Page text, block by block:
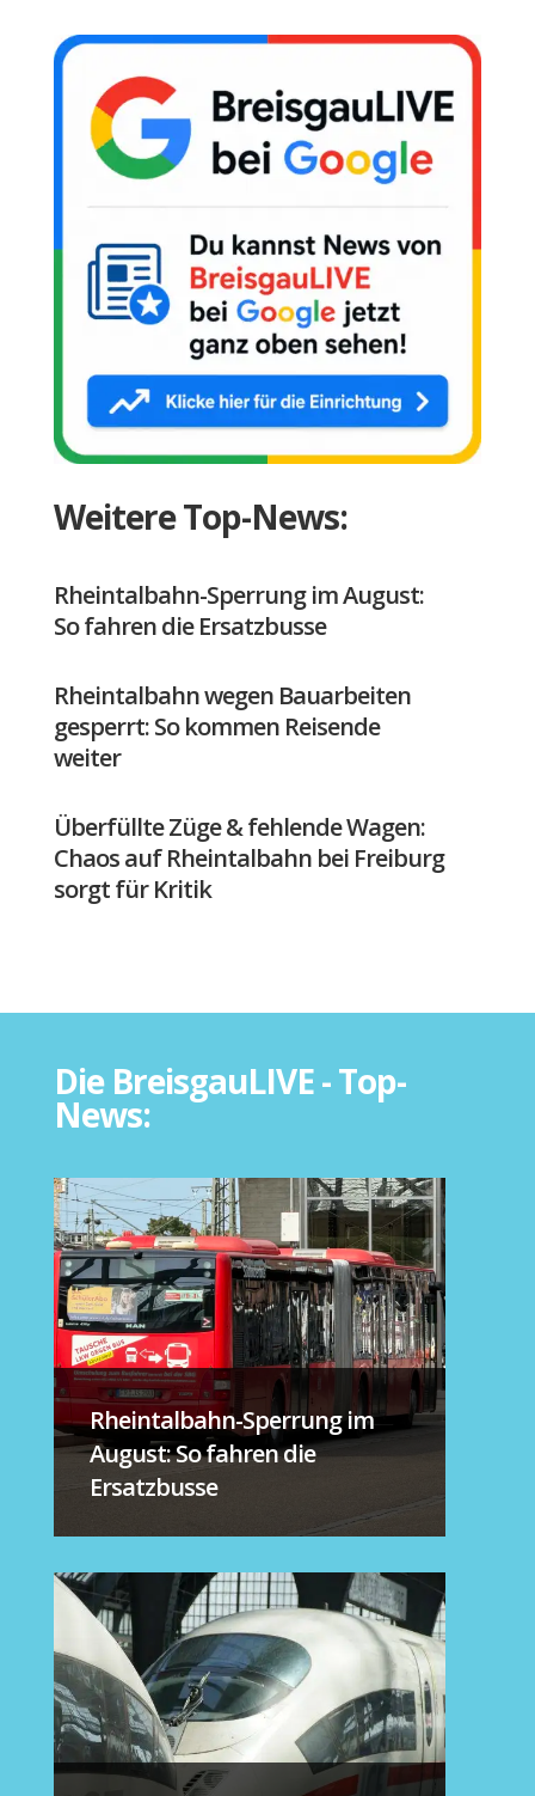
Weitere Top-News:
Rheintalbahn-Sperrung im August:
So fahren die Ersatzbusse
Rheintalbahn wegen Bauarbeiten
gesperrt: So kommen Reisende
weiter
Überfüllte Züge & fehlende Wagen:
Chaos auf Rheintalbahn bei Freiburg
sorgt für Kritik
Die BreisgauLIVE - Top-
News:
Rheintalbahn-Sperrung im
August: So fahren die
Ersatzbusse